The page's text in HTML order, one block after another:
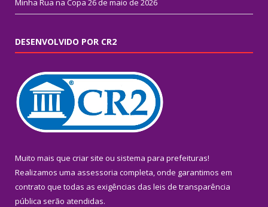
Minha Rua na Copa 26 de maio de 2026
DESENVOLVIDO POR CR2
Muito mais que criar site ou sistema para prefeituras!
Realizamos uma assessoria completa, onde garantimos em
contrato que todas as exigências das leis de transparência
pública serão atendidas.